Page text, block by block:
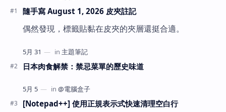
隨手寫 August 1, 2026 皮夾註記
偶然發現，標籤貼黏在皮夾的夾層還挺合適。
日本肉食解禁：禁忌菜單的歷史味道
[Notepad++] 使用正規表示式快速清理空白行